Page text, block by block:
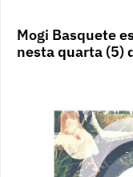
Mogi Basquete
nesta quarta (5)